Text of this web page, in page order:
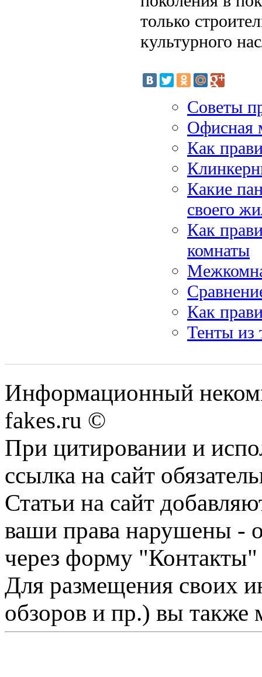
только
культурного
Советы
Офисная
Как
Какие
своего
Как
комнаты
Как
Тенты из
Информационный
fakes.ru ©
При цитировании и
ссылка на сайт
Статьи на сайт
ваши права нарушены -
через форму "Контакты"
Для размещения своих
обзоров и пр.) вы также